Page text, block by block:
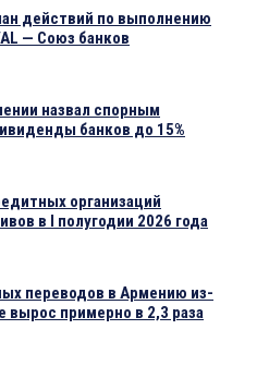
действий по выполнению
— Союз банков
назвал спорным
банков до 15%
организаций
в I полугодии 2026 года
переводов в Армению из-
вырос примерно в 2,3 раза